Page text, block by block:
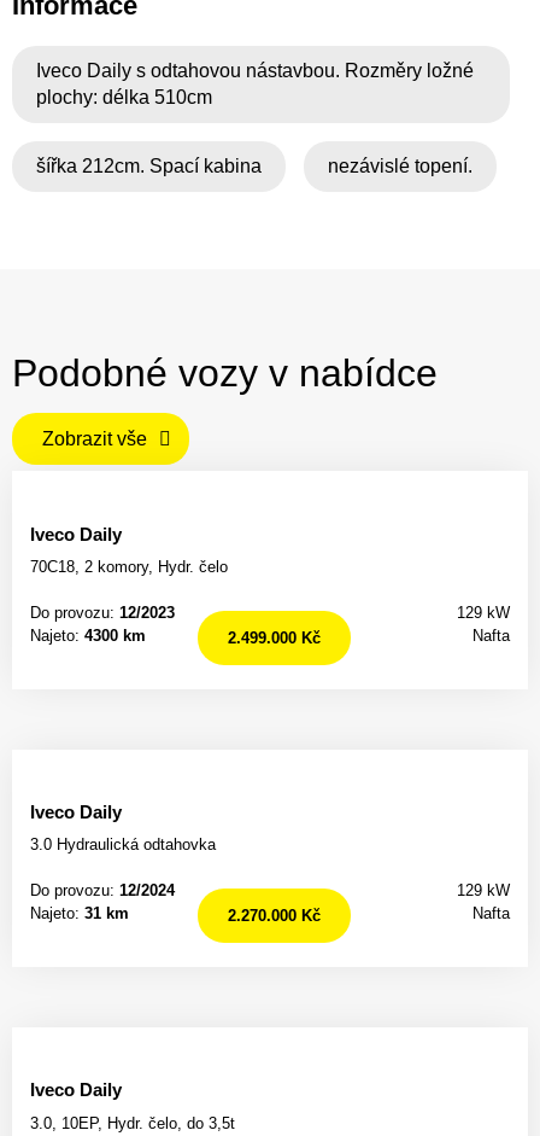
Iveco Daily s odtahovou nástavbou. Rozměry ložné
plochy: délka 510cm
šířka 212cm. Spací kabina nezávislé topení.
Podobné vozy v nabídce
Zobrazit vše
Iveco Daily
70C18, 2 komory, Hydr. čelo
Do provozu: 12/2023
Najeto: 4300 km
129 kW
Nafta
2.499.000 Kč
Iveco Daily
3.0 Hydraulická odtahovka
Do provozu: 12/2024
Najeto: 31 km
129 kW
Nafta
2.270.000 Kč
Iveco Daily
3.0, 10EP, Hydr. čelo, do 3,5t